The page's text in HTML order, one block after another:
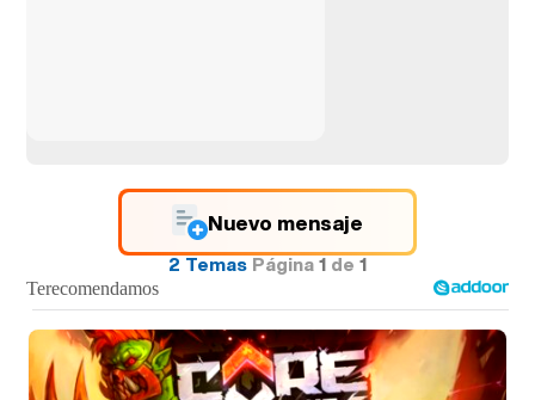
Nuevo mensaje
2 TemasPágina1de1